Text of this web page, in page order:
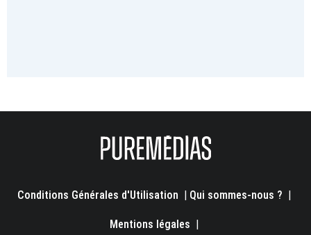
Conditions Générales d'Utilisation | Qui sommes-nous ? |
Mentions légales |